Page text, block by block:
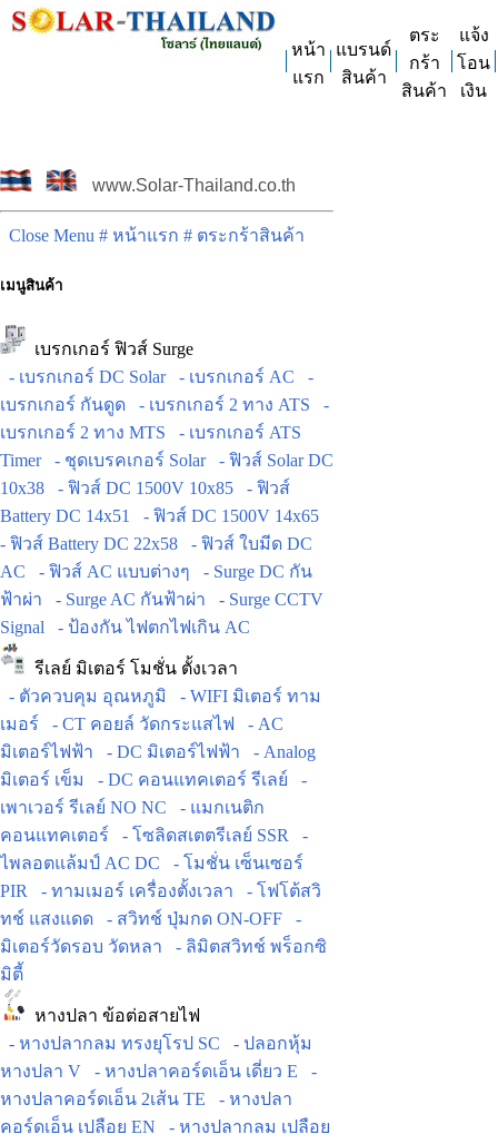
หน้า
แรก
แบรนด์
สินค้า
ตระ
กร้า
สินค้า
แจ้ง
โอน
เงิน
www.Solar-Thailand.co.th
Close Menu # หน้าแรก # ตระกร้าสินค้า
เมนูสินค้า
เบรกเกอร์ ฟิวส์ Surge
- เบรกเกอร์ DC Solar
- เบรกเกอร์ AC
-
เบรกเกอร์ กันดูด
- เบรกเกอร์ 2 ทาง ATS
-
เบรกเกอร์ 2 ทาง MTS
- เบรกเกอร์ ATS
Timer
- ชุดเบรคเกอร์ Solar
- ฟิวส์ Solar DC
10x38
- ฟิวส์ DC 1500V 10x85
- ฟิวส์
Battery DC 14x51
- ฟิวส์ DC 1500V 14x65
- ฟิวส์ Battery DC 22x58
- ฟิวส์ ใบมีด DC
AC
- ฟิวส์ AC แบบต่างๆ
- Surge DC กัน
ฟ้าผ่า
- Surge AC กันฟ้าผ่า
- Surge CCTV
Signal
- ป้องกัน ไฟตกไฟเกิน AC
รีเลย์ มิเตอร์ โมชั่น ตั้งเวลา
- ตัวควบคุม อุณหภูมิ
- WIFI มิเตอร์ ทาม
เมอร์
- CT คอยล์ วัดกระแสไฟ
- AC
มิเตอร์ไฟฟ้า
- DC มิเตอร์ไฟฟ้า
- Analog
มิเตอร์ เข็ม
- DC คอนแทคเตอร์ รีเลย์
-
เพาเวอร์ รีเลย์ NO NC
- แมกเนติก
คอนแทคเตอร์
- โซลิดสเตตรีเลย์ SSR
-
ไพลอตแล้มป์ AC DC
- โมชั่น เซ็นเซอร์
PIR
- ทามเมอร์ เครื่องตั้งเวลา
- โฟโต้สวิ
ทช์ แสงแดด
- สวิทช์ ปุ่มกด ON-OFF
-
มิเตอร์วัดรอบ วัดหลา
- ลิมิตสวิทช์ พร็อกซิ
มิตี้
หางปลา ข้อต่อสายไฟ
- หางปลากลม ทรงยุโรป SC
- ปลอกหุ้ม
หางปลา V
- หางปลาคอร์ดเอ็น เดี่ยว E
-
หางปลาคอร์ดเอ็น 2เส้น TE
- หางปลา
คอร์ดเอ็น เปลือย EN
- หางปลากลม เปลือย